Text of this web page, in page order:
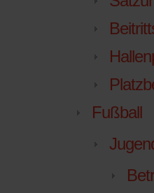
Fußball